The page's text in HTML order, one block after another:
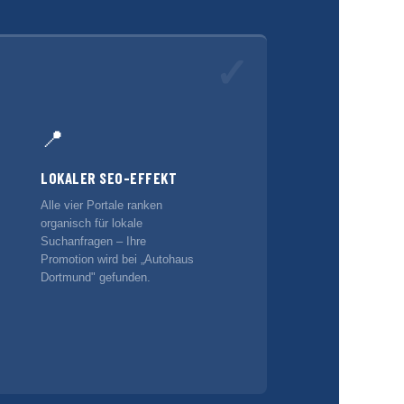
📍
LOKALER SEO-EFFEKT
Alle vier Portale ranken
organisch für lokale
Suchanfragen – Ihre
Promotion wird bei „Autohaus
Dortmund" gefunden.